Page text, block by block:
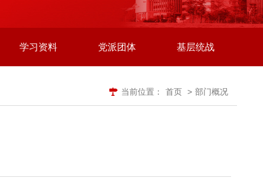
搜索
学习资料 党派团体 基层统战
当前位置： 首页 > 部门概况